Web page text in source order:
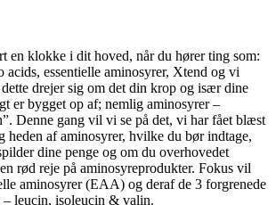
en klokke i dit hoved, når du hører ting som:
essentielle aminosyrer, Xtend og vi
drejer sig om det din krop og især dine
er bygget op af; nemlig aminosyrer –
Denne gang vil vi se på det, vi har fået blæst
heden af aminosyrer, hvilke du bør indtage,
dine penge og om du overhovedet
rød reje på aminosyreprodukter. Fokus vil
aminosyrer (EAA) og deraf de 3 forgrenede
leucin, isoleucin & valin.